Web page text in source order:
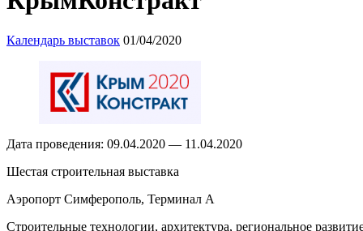
Календарь выставок 01/04/2020
Дата проведения: 09.04.2020 — 11.04.2020
Шестая строительная выставка
Аэропорт Симферополь, Терминал А
Строительные технологии, архитектура, региональное